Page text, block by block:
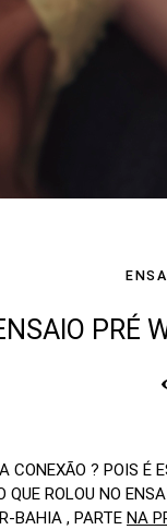
PRÉ
CONEXÃO ? POIS É
QUE ROLOU NO
BAHIA , PARTE NA